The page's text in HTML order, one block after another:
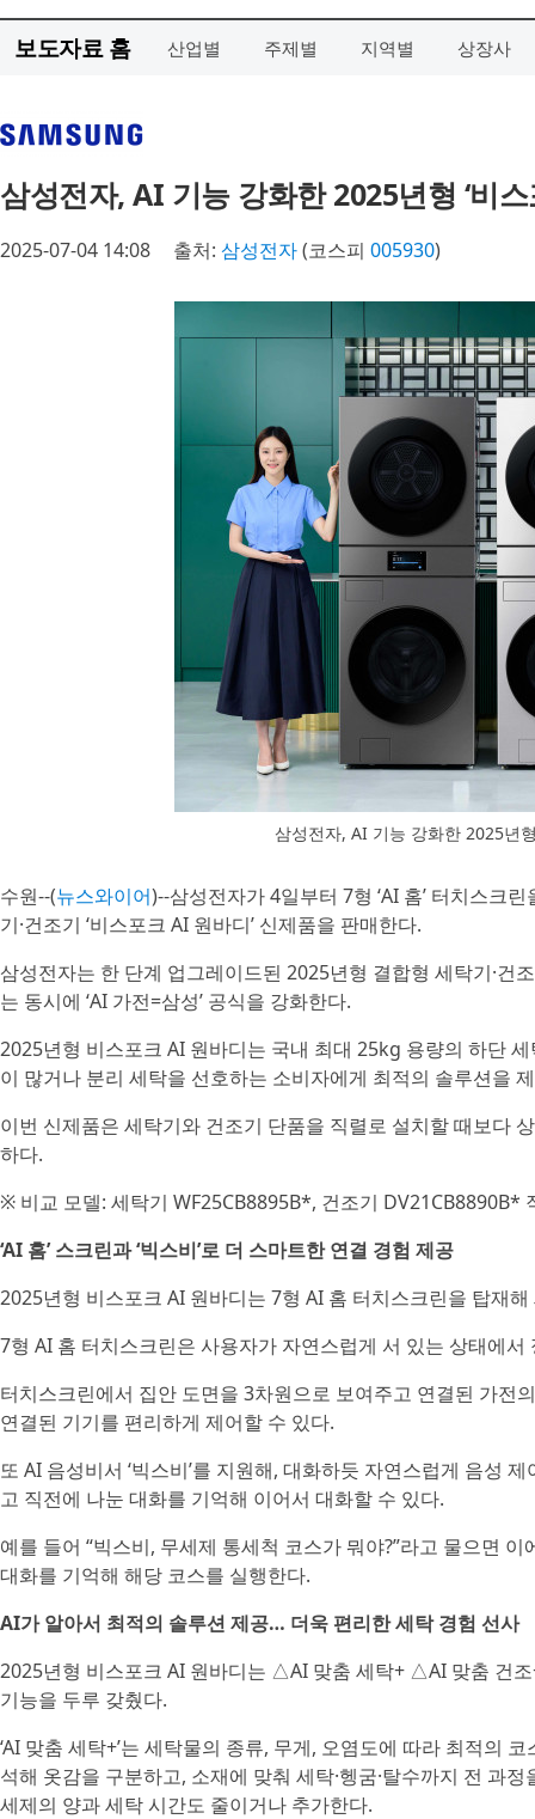
보도자료 홈 산업별 주제별 지역별 상장사
삼성전자, AI 기능 강화한 2025년형 ‘비
2025-07-04 14:08 출처: 삼성전자(코스피 005930)
삼성전자, AI 기능 강화한 2025년
수원--(뉴스와이어)--삼성전자가 4일부터 7형 ‘AI 홈’ 터치스크
기·건조기 ‘비스포크 AI 원바디’ 신제품을 판매한다.
삼성전자는 한 단계 업그레이드된 2025년형 결합형 세탁기·건
는 동시에 ‘AI 가전=삼성’ 공식을 강화한다.
2025년형 비스포크 AI 원바디는 국내 최대 25kg 용량의 하단
이 많거나 분리 세탁을 선호하는 소비자에게 최적의 솔루션을
이번 신제품은 세탁기와 건조기 단품을 직렬로 설치할 때보다
하다.
※ 비교 모델: 세탁기 WF25CB8895B*, 건조기 DV21CB8890B*
‘AI 홈’ 스크린과 ‘빅스비’로 더 스마트한 연결 경험 제공
2025년형 비스포크 AI 원바디는 7형 AI 홈 터치스크린을 탑재
7형 AI 홈 터치스크린은 사용자가 자연스럽게 서 있는 상태에
터치스크린에서 집안 도면을 3차원으로 보여주고 연결된 가전
연결된 기기를 편리하게 제어할 수 있다.
또 AI 음성비서 ‘빅스비’를 지원해, 대화하듯 자연스럽게 음성
고 직전에 나눈 대화를 기억해 이어서 대화할 수 있다.
예를 들어 “빅스비, 무세제 통세척 코스가 뭐야?”라고 물으면
대화를 기억해 해당 코스를 실행한다.
AI가 알아서 최적의 솔루션 제공… 더욱 편리한 세탁 경험 선사
2025년형 비스포크 AI 원바디는 △AI 맞춤 세탁+ △AI 맞춤 건
기능을 두루 갖췄다.
‘AI 맞춤 세탁+’는 세탁물의 종류, 무게, 오염도에 따라 최적의
석해 옷감을 구분하고, 소재에 맞춰 세탁·헹굼·탈수까지 전 과
세제의 양과 세탁 시간도 줄이거나 추가한다.